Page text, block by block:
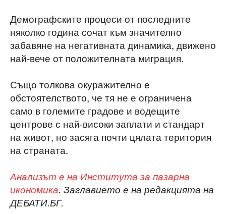
Демографските процеси от последните
няколко година сочат към значително
забавяне на негативната динамика, движено
най-вече от положителната миграция.
Също толкова окуражително е
обстоятелството, че тя не е ограничена
само в големите градове и водещите
центрове с най-високи заплати и стандарт
на живот, но засяга почти цялата територия
на страната.
Анализът е на Института за пазарна
икономика. Заглавието е на редакцията на
ДЕБАТИ.БГ.